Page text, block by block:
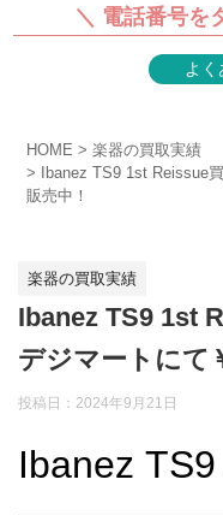
＼ 電話番号を
よ
HOME
楽器の買取実績
Ibanez TS9 1st Reissue
販売中！
楽器の買取実績
Ibanez TS9 1st
デジマートにて
投稿日：2024年9月21日
Ibanez